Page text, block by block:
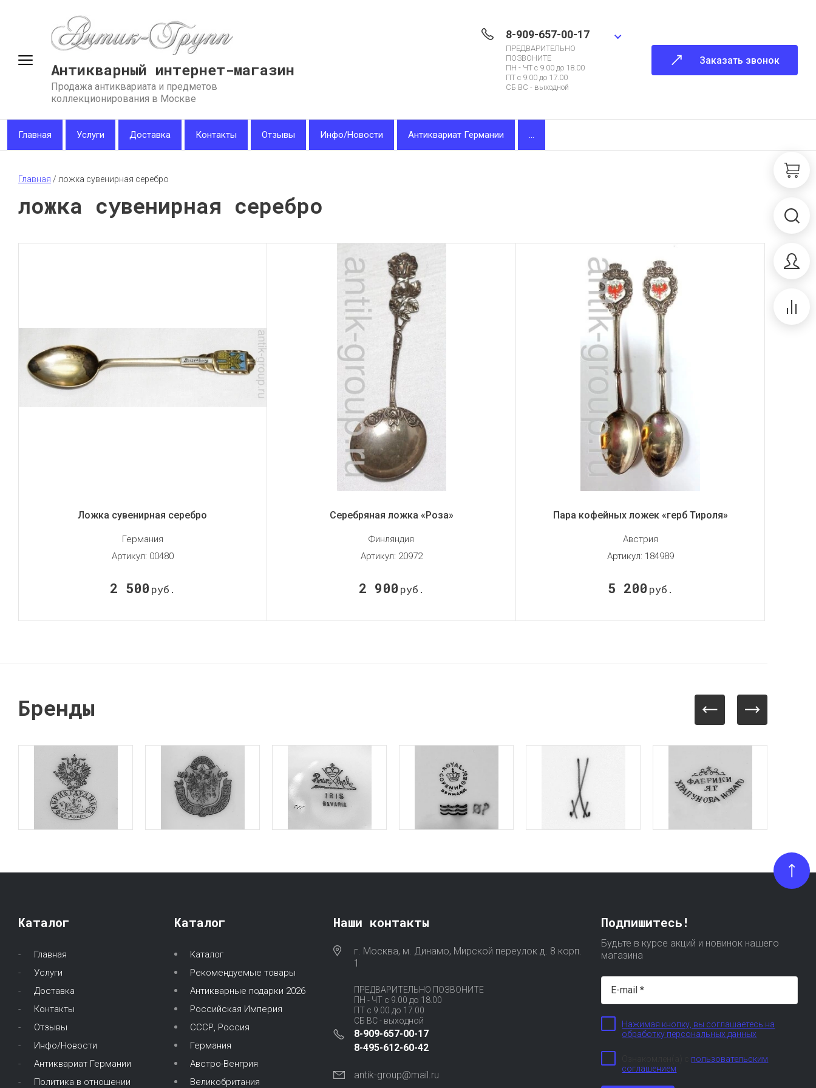
Антикварный интернет-магазин
Продажа антиквариата и предметов
коллекционирования в Москве
8-909-657-00-17
ПРЕДВАРИТЕЛЬНО
ПОЗВОНИТЕ
ПН - ЧТ с 9.00 до 18.00
ПТ с 9.00 до 17.00
СБ ВС - выходной
Заказать звонок
Главная Услуги Доставка Контакты Отзывы Инфо/Новости Антиквариат Германии ...
Главная / ложка сувенирная серебро
ложка сувенирная серебро
Ложка сувенирная серебро
Германия
Артикул: 00480
2 500 руб.
Серебряная ложка «Роза»
Финляндия
Артикул: 20972
2 900 руб.
Пара кофейных ложек «герб Тироля»
Австрия
Артикул: 184989
5 200 руб.
Бренды
Каталог
Главная
Услуги
Доставка
Контакты
Отзывы
Инфо/Новости
Антиквариат Германии
Политика в отношении
Каталог
Каталог
Рекомендуемые товары
Антикварные подарки 2026
Российская Империя
СССР, Россия
Германия
Австро-Венгрия
Великобритания
Наши контакты
г. Москва, м. Динамо, Мирской переулок д. 8 корп.
1
ПРЕДВАРИТЕЛЬНО ПОЗВОНИТЕ
ПН - ЧТ с 9.00 до 18.00
ПТ с 9.00 до 17.00
СБ ВС - выходной
8-909-657-00-17
8-495-612-60-42
antik-group@mail.ru
Подпишитесь!
Будьте в курсе акций и новинок нашего
магазина
Нажимая кнопку, вы соглашаетесь на
обработку персональных данных
пользовательским
соглашением